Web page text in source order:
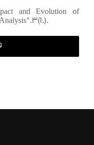
الإصدار الثالث - العدد
الأول
الإصدار الثالث - العدد
الثاني
and Evolution of